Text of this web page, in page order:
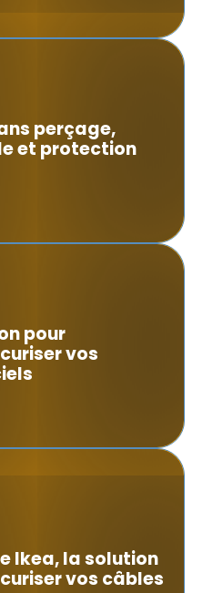
perçage,
et protection
pour
vos
Ikea, la solution
vos câbles